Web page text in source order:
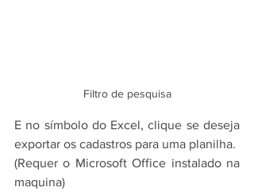
Filtro de pesquisa
E no símbolo do Excel, clique se deseja
exportar os cadastros para uma planilha.
(Requer o Microsoft Office instalado na
maquina)